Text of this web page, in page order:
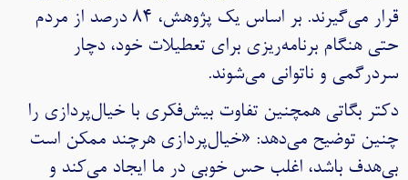
قرار می‌گیرند. بر اساس یک پژوهش، ۸۴ درصد از مردم
حتی هنگام برنامه‌ریزی برای تعطیلات خود، دچار
سردرگمی و ناتوانی می‌شوند.
دکتر بگاتی همچنین تفاوت بیش‌فکری با خیال‌پردازی را
چنین توضیح می‌دهد: «خیال‌پردازی هرچند ممکن است
بی‌هدف باشد، اغلب حس خوبی در ما ایجاد می‌کند و